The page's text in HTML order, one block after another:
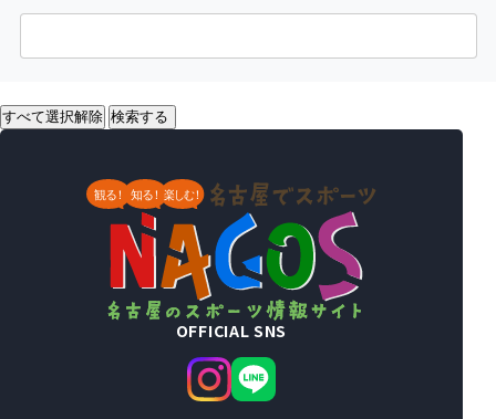
すべて選択解除 検索する
OFFICIAL SNS